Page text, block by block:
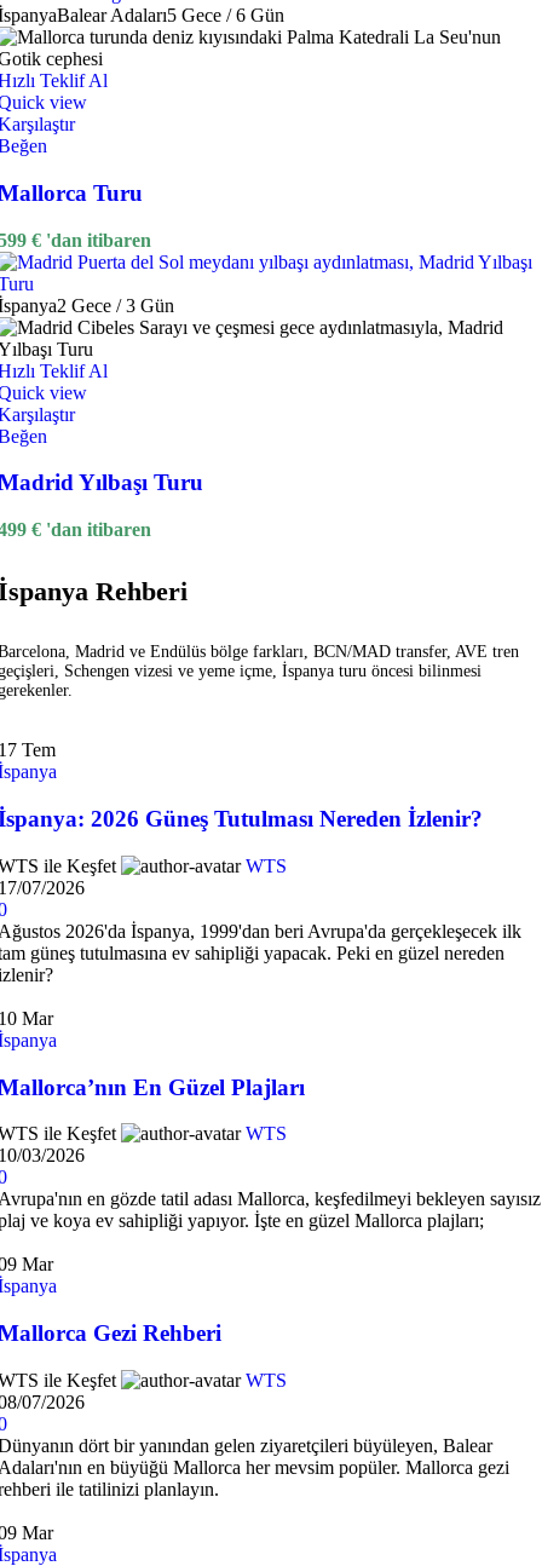
Balear Adaları5 Gece / 6 Gün
Teklif Al
view
Turu
€ 'dan itibaren
2 Gece / 3 Gün
Teklif Al
view
Yılbaşı Turu
€ 'dan itibaren
Rehberi
Madrid ve Endülüs bölge farkları, BCN/MAD transfer, AVE tren
Schengen vizesi ve yeme içme, İspanya turu öncesi bilinmesi
Tem
2026 Güneş Tutulması Nereden İzlenir?
ile Keşfet
WTS
07/2026
2026'da İspanya, 1999'dan beri Avrupa'da gerçekleşecek ilk
güneş tutulmasına ev sahipliği yapacak. Peki en güzel nereden
Mar
En Güzel Plajları
ile Keşfet
WTS
03/2026
en gözde tatil adası Mallorca, keşfedilmeyi bekleyen sayısız
ve koya ev sahipliği yapıyor. İşte en güzel Mallorca plajları;
Mar
Gezi Rehberi
ile Keşfet
WTS
07/2026
dört bir yanından gelen ziyaretçileri büyüleyen, Balear
en büyüğü Mallorca her mevsim popüler. Mallorca gezi
ile tatilinizi planlayın.
Mar